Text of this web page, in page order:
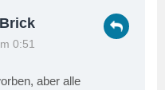
0:51
aber alle